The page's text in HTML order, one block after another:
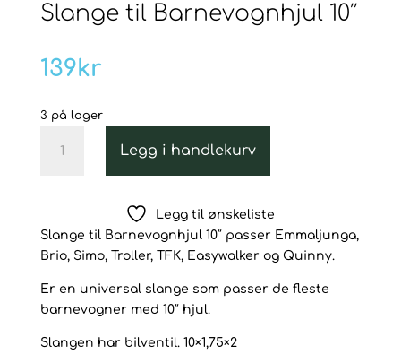
Slange til Barnevognhjul 10″
139kr
3 på lager
Barnevognhjul
Legg i handlekurv
Legg til ønskeliste
Slange til Barnevognhjul 10″ passer Emmaljunga,
Brio, Simo, Troller, TFK, Easywalker og Quinny.
Er en universal slange som passer de fleste
barnevogner med 10″ hjul.
Slangen har bilventil. 10×1,75×2